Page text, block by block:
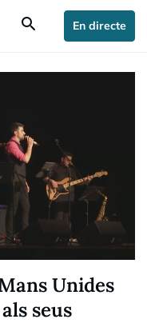
search En directe
Unides
seus